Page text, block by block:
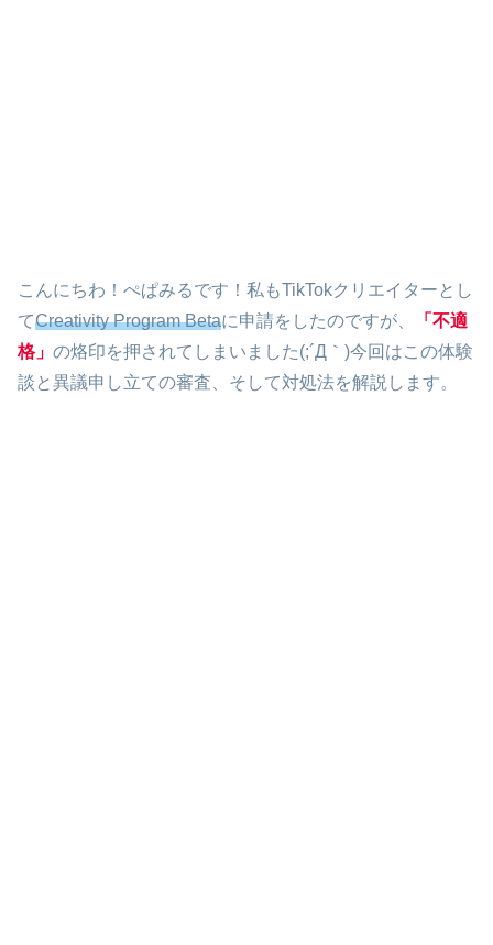
こんにちわ！ぺぱみるです！私もTikTokクリエイターとし
てCreativity Program Betaに申請をしたのですが、
「不適
格」 の烙印を押されてしまいました(;´Д｀)今回はこの体験
談と異議申し立ての審査、そして対処法を解説します。